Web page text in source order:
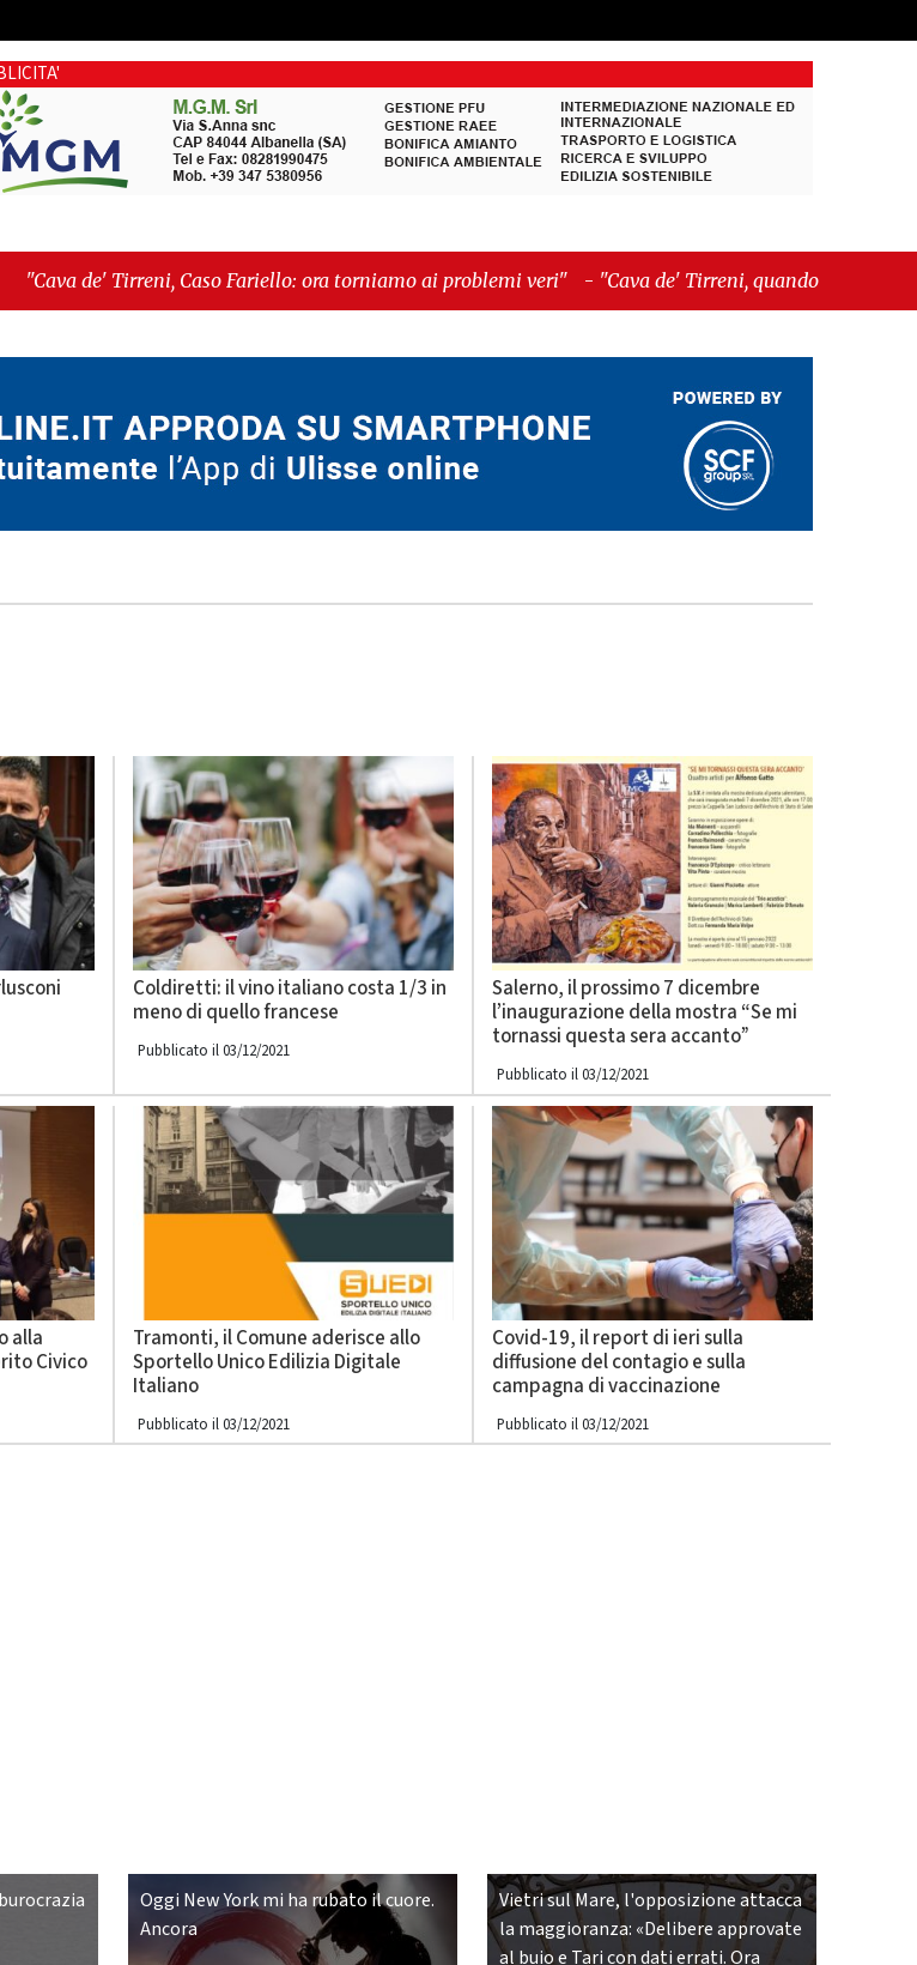
Fariello: ora torniamo ai problemi veri" -"Cava de' Tirreni, quando la burocrazia dimentica
Coldiretti: il vino italiano costa 1/3 in
meno di quello francese
Pubblicato il 03/12/2021
Salerno, il prossimo 7 dicembre
l’inaugurazione della mostra “Se mi
tornassi questa sera accanto”
Pubblicato il 03/12/2021
alla
Civico
Tramonti, il Comune aderisce allo
Sportello Unico Edilizia Digitale
Italiano
Pubblicato il 03/12/2021
Covid-19, il report di ieri sulla
diffusione del contagio e sulla
campagna di vaccinazione
Pubblicato il 03/12/2021
Oggi New York mi ha rubato il cuore.
Ancora
Vietri sul Mare, l'opposizione attacca
la maggioranza: «Delibere approvate
al buio e Tari con dati errati. Ora